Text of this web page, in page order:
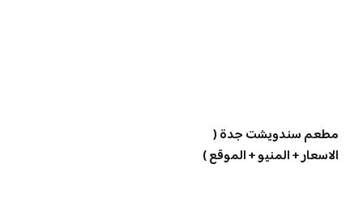
مطعم سندويشت جدة (
الاسعار + المنيو + الموقع )